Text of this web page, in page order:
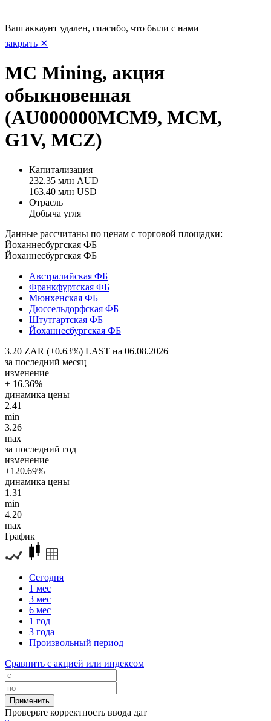
Ваш аккаунт удален, спасибо, что были с нами
закрыть ✕
MC Mining, акция
обыкновенная
(AU000000MCM9, MCM,
G1V, MCZ)
Капитализация
232.35 млн AUD
163.40 млн USD
Отрасль
Добыча угля
Данные рассчитаны по ценам с торговой площадки:
Йоханнесбургская ФБ
Йоханнесбургская ФБ
Австралийская ФБ
Франкфуртская ФБ
Мюнхенская ФБ
Дюссельдорфская ФБ
Штутгартская ФБ
Йоханнесбургская ФБ
3.20 ZAR (+0.63%) LAST на 06.08.2026
за последний месяц
изменение
+ 16.36%
динамика цены
2.41
min
3.26
max
за последний год
изменение
+120.69%
динамика цены
1.31
min
4.20
max
График
Сегодня
1 мес
3 мес
6 мес
1 год
3 года
Произвольный период
Сравнить с акцией или индексом
Проверьте корректность ввода дат